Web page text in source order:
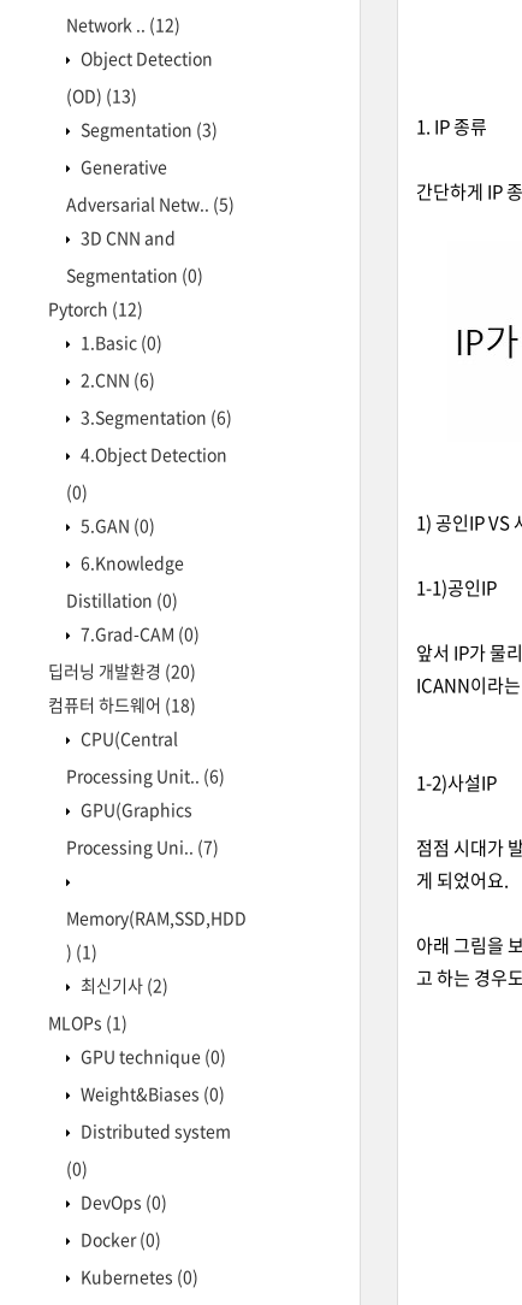
Network .. (12)
Object Detection
(OD) (13)
Segmentation (3)
Generative
Adversarial Netw.. (5)
3D CNN and
Segmentation (0)
Pytorch (12)
1.Basic (0)
2.CNN (6)
3.Segmentation (6)
4.Object Detection
(0)
5.GAN (0)
6.Knowledge
Distillation (0)
7.Grad-CAM (0)
딥러닝 개발환경 (20)
컴퓨터 하드웨어 (18)
CPU(Central
Processing Unit.. (6)
GPU(Graphics
Processing Uni.. (7)
Memory(RAM,SSD,HDD
) (1)
최신기사 (2)
MLOPs (1)
GPU technique (0)
Weight&Biases (0)
Distributed system
(0)
DevOps (0)
Docker(0)
Kubernetes (0)
1. IP 종류
간단하게 IP
1) 공인IP VS
1-1)공인IP
앞서 IP가 물
ICANN이라
1-2)사설IP
점점 시대가
게 되었어요.
아래 그림을
고 하는 경우